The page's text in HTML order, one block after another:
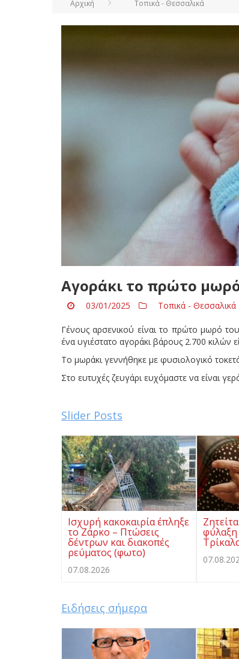
Αρχική Τοπικά - Θεσσαλικά
Αγοράκι το πρώτο
03/01/2025 Τοπικά - Θεσσαλικά
Γένους αρσενικού είναι το πρώτο μωρό
ένα υγιέστατο αγοράκι βάρους 2.700 κιλών
Το μωράκι γεννήθηκε με φυσιολογικό
Στο ευτυχές ζευγάρι ευχόμαστε να είναι
Slider Posts
Ισχυρή κακοκαιρία έπληξε
το Ζάρκο – Πτώσεις
δέντρων και διακοπές
ρεύματος (φωτο)
07.08.2026
φύλαξη
Ειδήσεις σήμερα